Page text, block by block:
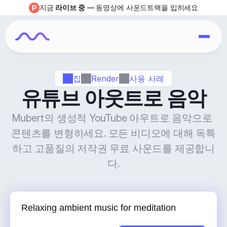
집 Render 사용 사례
유튜브 아웃트로 음악
Mubert의 생성적 YouTube 아우트로 음악으로
콘텐츠를 변형하세요. 모든 비디오에 대해 독특
하고 고품질의 저작권 무료 사운드를 제공합니
다.
지금 라이브 중 — 동영상에 사운드트랙을 입히세요